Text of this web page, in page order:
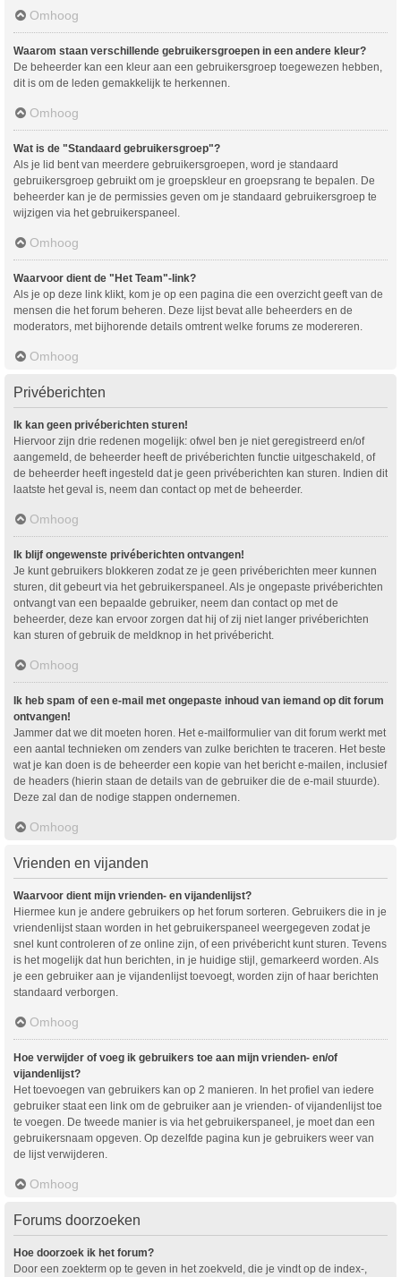
Omhoog
Waarom staan verschillende gebruikersgroepen in een andere kleur?
De beheerder kan een kleur aan een gebruikersgroep toegewezen hebben,
dit is om de leden gemakkelijk te herkennen.
Omhoog
Wat is de "Standaard gebruikersgroep"?
Als je lid bent van meerdere gebruikersgroepen, word je standaard
gebruikersgroep gebruikt om je groepskleur en groepsrang te bepalen. De
beheerder kan je de permissies geven om je standaard gebruikersgroep te
wijzigen via het gebruikerspaneel.
Omhoog
Waarvoor dient de "Het Team"-link?
Als je op deze link klikt, kom je op een pagina die een overzicht geeft van de
mensen die het forum beheren. Deze lijst bevat alle beheerders en de
moderators, met bijhorende details omtrent welke forums ze modereren.
Omhoog
Privéberichten
Ik kan geen privéberichten sturen!
Hiervoor zijn drie redenen mogelijk: ofwel ben je niet geregistreerd en/of
aangemeld, de beheerder heeft de privéberichten functie uitgeschakeld, of
de beheerder heeft ingesteld dat je geen privéberichten kan sturen. Indien dit
laatste het geval is, neem dan contact op met de beheerder.
Omhoog
Ik blijf ongewenste privéberichten ontvangen!
Je kunt gebruikers blokkeren zodat ze je geen privéberichten meer kunnen
sturen, dit gebeurt via het gebruikerspaneel. Als je ongepaste privéberichten
ontvangt van een bepaalde gebruiker, neem dan contact op met de
beheerder, deze kan ervoor zorgen dat hij of zij niet langer privéberichten
kan sturen of gebruik de meldknop in het privébericht.
Omhoog
Ik heb spam of een e-mail met ongepaste inhoud van iemand op dit forum
ontvangen!
Jammer dat we dit moeten horen. Het e-mailformulier van dit forum werkt met
een aantal technieken om zenders van zulke berichten te traceren. Het beste
wat je kan doen is de beheerder een kopie van het bericht e-mailen, inclusief
de headers (hierin staan de details van de gebruiker die de e-mail stuurde).
Deze zal dan de nodige stappen ondernemen.
Omhoog
Vrienden en vijanden
Waarvoor dient mijn vrienden- en vijandenlijst?
Hiermee kun je andere gebruikers op het forum sorteren. Gebruikers die in je
vriendenlijst staan worden in het gebruikerspaneel weergegeven zodat je
snel kunt controleren of ze online zijn, of een privébericht kunt sturen. Tevens
is het mogelijk dat hun berichten, in je huidige stijl, gemarkeerd worden. Als
je een gebruiker aan je vijandenlijst toevoegt, worden zijn of haar berichten
standaard verborgen.
Omhoog
Hoe verwijder of voeg ik gebruikers toe aan mijn vrienden- en/of
vijandenlijst?
Het toevoegen van gebruikers kan op 2 manieren. In het profiel van iedere
gebruiker staat een link om de gebruiker aan je vrienden- of vijandenlijst toe
te voegen. De tweede manier is via het gebruikerspaneel, je moet dan een
gebruikersnaam opgeven. Op dezelfde pagina kun je gebruikers weer van
de lijst verwijderen.
Omhoog
Forums doorzoeken
Hoe doorzoek ik het forum?
Door een zoekterm op te geven in het zoekveld, die je vindt op de index-,